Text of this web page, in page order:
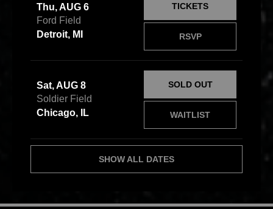
Thu, AUG 6
Ford Field
Detroit, MI
RSVP
TICKETS
Sat, AUG 8
Soldier Field
Chicago, IL
WAITLIST
SOLD OUT
SHOW ALL DATES